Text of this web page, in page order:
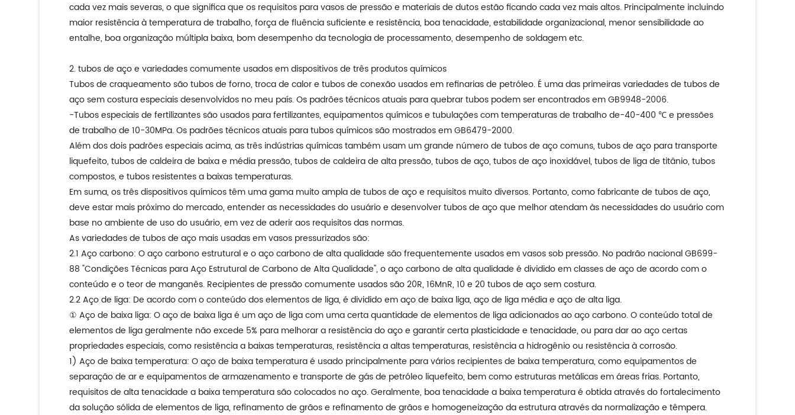
cada vez mais severas, o que significa que os requisitos para vasos de pressão e materiais de dutos estão ficando cada vez mais altos. Principalmente incluindo
maior resistência à temperatura de trabalho, força de fluência suficiente e resistência, boa tenacidade, estabilidade organizacional, menor sensibilidade ao
entalhe, boa organização múltipla baixa, bom desempenho da tecnologia de processamento, desempenho de soldagem etc.
2. tubos de aço e variedades comumente usados em dispositivos de três produtos químicos
Tubos de craqueamento são tubos de forno, troca de calor e tubos de conexão usados em refinarias de petróleo. É uma das primeiras variedades de tubos de
aço sem costura especiais desenvolvidos no meu país. Os padrões técnicos atuais para quebrar tubos podem ser encontrados em GB9948-2006.
-Tubos especiais de fertilizantes são usados para fertilizantes, equipamentos químicos e tubulações com temperaturas de trabalho de-40-400 ℃ e pressões
de trabalho de 10-30MPa. Os padrões técnicos atuais para tubos químicos são mostrados em GB6479-2000.
Além dos dois padrões especiais acima, as três indústrias químicas também usam um grande número de tubos de aço comuns, tubos de aço para transporte
liquefeito, tubos de caldeira de baixa e média pressão, tubos de caldeira de alta pressão, tubos de aço, tubos de aço inoxidável, tubos de liga de titânio, tubos
compostos, e tubos resistentes a baixas temperaturas.
Em suma, os três dispositivos químicos têm uma gama muito ampla de tubos de aço e requisitos muito diversos. Portanto, como fabricante de tubos de aço,
deve estar mais próximo do mercado, entender as necessidades do usuário e desenvolver tubos de aço que melhor atendam às necessidades do usuário com
base no ambiente de uso do usuário, em vez de aderir aos requisitos das normas.
As variedades de tubos de aço mais usadas em vasos pressurizados são:
2.1 Aço carbono: O aço carbono estrutural e o aço carbono de alta qualidade são frequentemente usados em vasos sob pressão. No padrão nacional GB699-
88 "Condições Técnicas para Aço Estrutural de Carbono de Alta Qualidade", o aço carbono de alta qualidade é dividido em classes de aço de acordo com o
conteúdo e o teor de manganês. Recipientes de pressão comumente usados são 20R, 16MnR, 10 e 20 tubos de aço sem costura.
2.2 Aço de liga: De acordo com o conteúdo dos elementos de liga, é dividido em aço de baixa liga, aço de liga média e aço de alta liga.
① Aço de baixa liga: O aço de baixa liga é um aço de liga com uma certa quantidade de elementos de liga adicionados ao aço carbono. O conteúdo total de
elementos de liga geralmente não excede 5% para melhorar a resistência do aço e garantir certa plasticidade e tenacidade, ou para dar ao aço certas
propriedades especiais, como resistência a baixas temperaturas, resistência a altas temperaturas, resistência a hidrogênio ou resistência à corrosão.
1) Aço de baixa temperatura: O aço de baixa temperatura é usado principalmente para vários recipientes de baixa temperatura, como equipamentos de
separação de ar e equipamentos de armazenamento e transporte de gás de petróleo liquefeito, bem como estruturas metálicas em áreas frias. Portanto,
requisitos de alta tenacidade a baixa temperatura são colocados no aço. Geralmente, boa tenacidade a baixa temperatura é obtida através do fortalecimento
da solução sólida de elementos de liga, refinamento de grãos e refinamento de grãos e homogeneização da estrutura através da normalização e têmpera.